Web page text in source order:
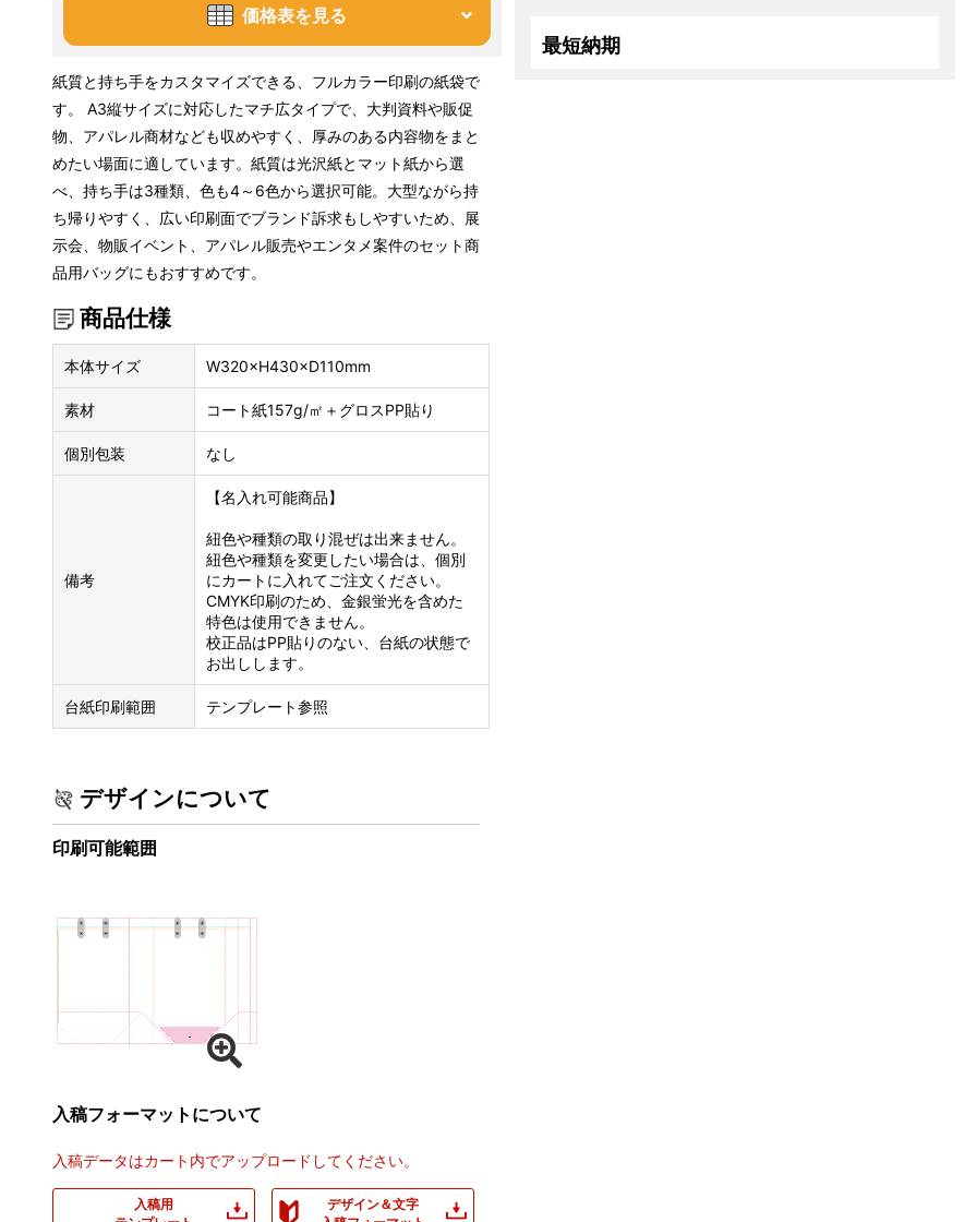
価格表を見る
紙質と持ち手をカスタマイズできる、フルカラー印刷の紙袋で
す。 A3縦サイズに対応したマチ広タイプで、大判資料や販促
物、アパレル商材なども収めやすく、厚みのある内容物をまと
めたい場面に適しています。紙質は光沢紙とマット紙から選
べ、持ち手は3種類、色も4～6色から選択可能。大型ながら持
ち帰りやすく、広い印刷面でブランド訴求もしやすいため、展
示会、物販イベント、アパレル販売やエンタメ案件のセット商
品用バッグにもおすすめです。
商品仕様
本体サイズ W320×H430×D110mm
素材 コート紙157g/㎡＋グロスPP貼り
個別包装 なし
備考
【名入れ可能商品】
紐色や種類の取り混ぜは出来ません。
紐色や種類を変更したい場合は、個別
にカートに入れてご注文ください。
CMYK印刷のため、金銀蛍光を含めた
特色は使用できません。
校正品はPP貼りのない、台紙の状態で
お出しします。
台紙印刷範囲 テンプレート参照
デザインについて
印刷可能範囲
入稿フォーマットについて
入稿データはカート内でアップロードしてください。
入稿用
デザイン＆文字
最短納期